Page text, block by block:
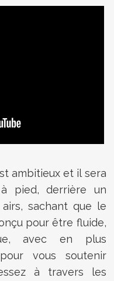
ambitieux et il sera
pied, derrière un
sachant que le
pour être fluide,
avec en plus
vous soutenir
à travers les